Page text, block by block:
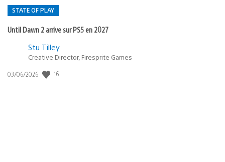
STATE OF PLAY
Until Dawn 2 arrive sur PS5 en 2027
Postée
:
state
Stu Tilley
Creative Director, Firesprite Games
Date
03/06/2026 16